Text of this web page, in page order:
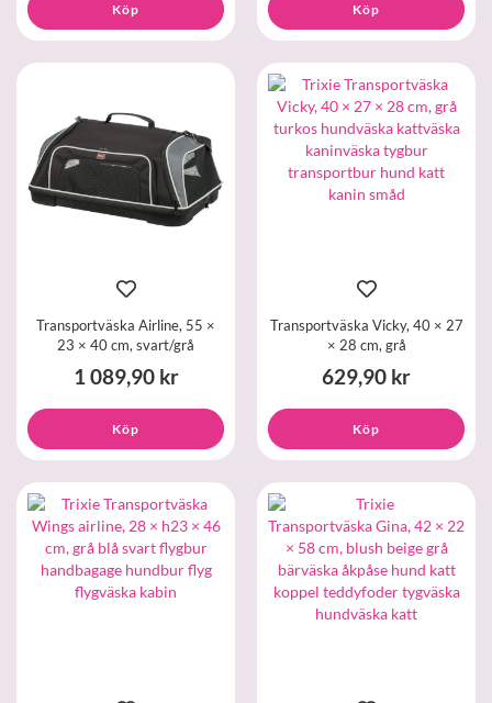
Köp Köp
Transportväska Airline, 55 ×
23 × 40 cm, svart/grå
1 089,90 kr
Köp
Transportväska Vicky, 40 × 27
× 28 cm, grå
629,90 kr
Köp